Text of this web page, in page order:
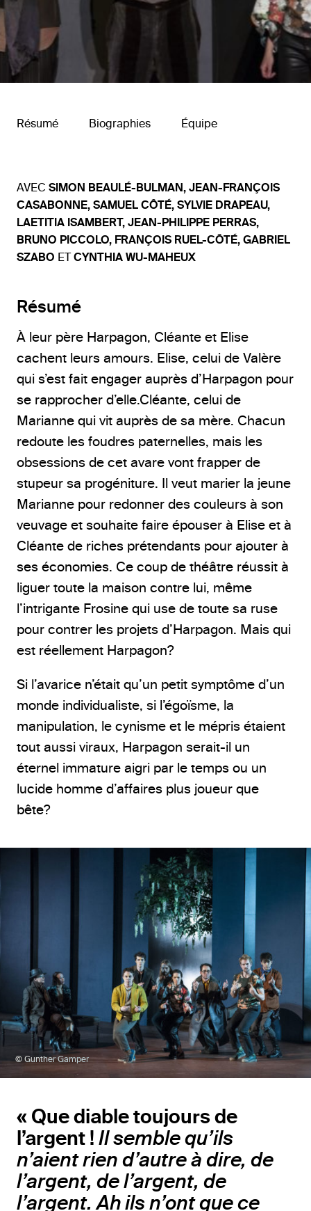
Résumé Biographies Équipe
AVEC SIMON BEAULÉ-BULMAN, JEAN-FRANÇOIS
CASABONNE, SAMUEL CÔTÉ, SYLVIE DRAPEAU,
LAETITIA ISAMBERT, JEAN-PHILIPPE PERRAS,
BRUNO PICCOLO, FRANÇOIS RUEL-CÔTÉ, GABRIEL
SZABO ETCYNTHIA WU-MAHEUX
Résumé
À leur père Harpagon, Cléante et Elise
cachent leurs amours. Elise, celui de Valère
qui s’est fait engager auprès d’Harpagon pour
se rapprocher d’elle.Cléante, celui de
Marianne qui vit auprès de sa mère. Chacun
redoute les foudres paternelles, mais les
obsessions de cet avare vont frapper de
stupeur sa progéniture. Il veut marier la jeune
Marianne pour redonner des couleurs à son
veuvage et souhaite faire épouser à Elise et à
Cléante de riches prétendants pour ajouter à
ses économies. Ce coup de théâtre réussit à
liguer toute la maison contre lui, même
l’intrigante Frosine qui use de toute sa ruse
pour contrer les projets d’Harpagon. Mais qui
est réellement Harpagon?
Si l’avarice n’était qu’un petit symptôme d’un
monde individualiste, si l’égoïsme, la
manipulation, le cynisme et le mépris étaient
tout aussi viraux, Harpagon serait-il un
éternel immature aigri par le temps ou un
lucide homme d’affaires plus joueur que
bête?
© Gunther Gamper
« Que diable toujours de
l’argent ! Il semble qu’ils
n’aient rien d’autre à dire, de
l’argent, de l’argent, de
l’argent. Ah ils n’ont que ce